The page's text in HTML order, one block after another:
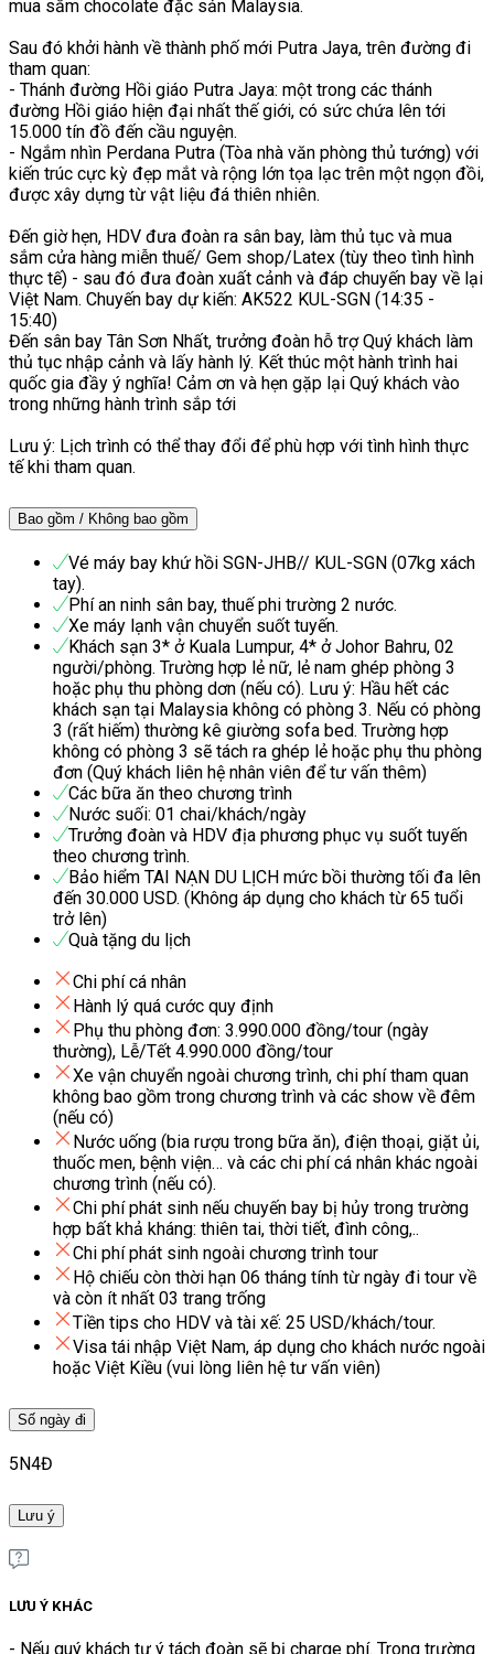
mua sắm chocolate đặc sản Malaysia.
Sau đó khởi hành về thành phố mới Putra Jaya, trên đường đi
tham quan:
- Thánh đường Hồi giáo Putra Jaya: một trong các thánh
đường Hồi giáo hiện đại nhất thế giới, có sức chứa lên tới
15.000 tín đồ đến cầu nguyện.
- Ngắm nhìn Perdana Putra (Tòa nhà văn phòng thủ tướng) với
kiến trúc cực kỳ đẹp mắt và rộng lớn tọa lạc trên một ngọn đồi,
được xây dựng từ vật liệu đá thiên nhiên.
Đến giờ hẹn, HDV đưa đoàn ra sân bay, làm thủ tục và mua
sắm cửa hàng miễn thuế/ Gem shop/Latex (tùy theo tình hình
thực tế) - sau đó đưa đoàn xuất cảnh và đáp chuyến bay về lại
Việt Nam. Chuyến bay dự kiến: AK522 KUL-SGN (14:35 -
15:40)
Đến sân bay Tân Sơn Nhất, trưởng đoàn hỗ trợ Quý khách làm
thủ tục nhập cảnh và lấy hành lý. Kết thúc một hành trình hai
quốc gia đầy ý nghĩa! Cảm ơn và hẹn gặp lại Quý khách vào
trong những hành trình sắp tới
Lưu ý: Lịch trình có thể thay đổi để phù hợp với tình hình thực
tế khi tham quan.
Bao gồm / Không bao gồm
Vé máy bay khứ hồi SGN-JHB// KUL-SGN (07kg xách
tay).
Phí an ninh sân bay, thuế phi trường 2 nước.
Xe máy lạnh vận chuyển suốt tuyến.
Khách sạn 3* ở Kuala Lumpur, 4* ở Johor Bahru, 02
người/phòng. Trường hợp lẻ nữ, lẻ nam ghép phòng 3
hoặc phụ thu phòng dơn (nếu có). Lưu ý: Hầu hết các
khách sạn tại Malaysia không có phòng 3. Nếu có phòng
3 (rất hiếm) thường kê giường sofa bed. Trường hợp
không có phòng 3 sẽ tách ra ghép lẻ hoặc phụ thu phòng
đơn (Quý khách liên hệ nhân viên để tư vấn thêm)
Các bữa ăn theo chương trình
Nước suối: 01 chai/khách/ngày
Trưởng đoàn và HDV địa phương phục vụ suốt tuyến
theo chương trình.
Bảo hiểm TAI NẠN DU LỊCH mức bồi thường tối đa lên
đến 30.000 USD. (Không áp dụng cho khách từ 65 tuổi
trở lên)
Quà tặng du lịch
Chi phí cá nhân
Hành lý quá cước quy định
Phụ thu phòng đơn: 3.990.000 đồng/tour (ngày
thường), Lễ/Tết 4.990.000 đồng/tour
Xe vận chuyển ngoài chương trình, chi phí tham quan
không bao gồm trong chương trình và các show về đêm
(nếu có)
Nước uống (bia rượu trong bữa ăn), điện thoại, giặt ủi,
thuốc men, bệnh viện… và các chi phí cá nhân khác ngoài
chương trình (nếu có).
Chi phí phát sinh nếu chuyến bay bị hủy trong trường
hợp bất khả kháng: thiên tai, thời tiết, đình công,..
Chi phí phát sinh ngoài chương trình tour
Hộ chiếu còn thời hạn 06 tháng tính từ ngày đi tour về
và còn ít nhất 03 trang trống
Tiền tips cho HDV và tài xế: 25 USD/khách/tour.
Visa tái nhập Việt Nam, áp dụng cho khách nước ngoài
hoặc Việt Kiều (vui lòng liên hệ tư vấn viên)
Số ngày đi
5N4Đ
Lưu ý
LƯU Ý KHÁC
- Nếu quý khách tự ý tách đoàn sẽ bị charge phí. Trong trường